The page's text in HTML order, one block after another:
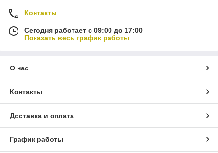
Контакты
Сегодня работает с 09:00 до 17:00
Показать весь график работы
О нас
Контакты
Доставка и оплата
График работы